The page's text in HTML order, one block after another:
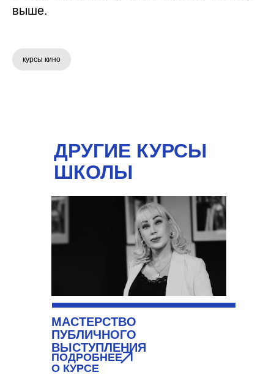
выше.
курсы кино
ДРУГИЕ КУРСЫ
ШКОЛЫ
ПОДРОБНЕЕ
О КУРСЕ
МАСТЕРСТВО
ПУБЛИЧНОГО
ВЫСТУПЛЕНИЯ